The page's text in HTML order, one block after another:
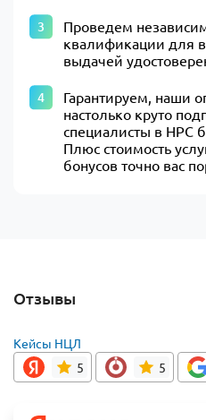
Проведем
квалификации для
выдачей
Гарантируем, наши
настолько круто
специалисты в НРС
Плюс стоимость
бонусов точно вас
Отзывы
Кейсы НЦЛ
5
5